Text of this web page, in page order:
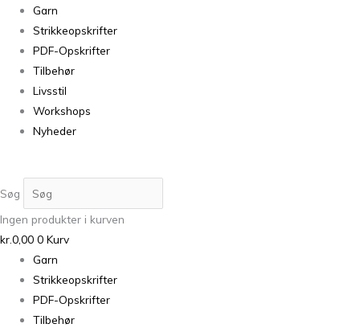
Garn
Strikkeopskrifter
PDF-Opskrifter
Tilbehør
Livsstil
Workshops
Nyheder
Søg
Ingen produkter i kurven
kr.0,00 0 Kurv
Garn
Strikkeopskrifter
PDF-Opskrifter
Tilbehør